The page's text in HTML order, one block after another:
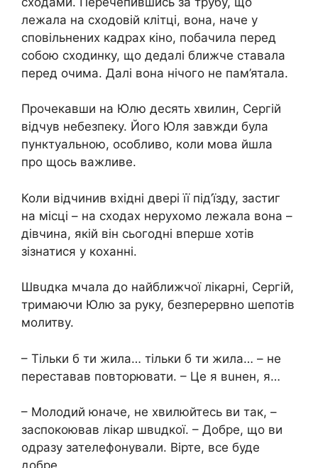
лежала на сходовій клітці, вона, наче у
сповільнених кадрах кіно, побачила перед
собою сходинку, що дедалі ближче ставала
перед очима. Далі вона нічого не пам’ятала.
Прочекавши на Юлю десять хвилин, Сергій
відчув нeбезпеку. Його Юля завжди була
пунктуальною, особливо, коли мова йшла
про щось важливе.
Коли відчинив вхідні двері її під’їзду, застиг
на місці – на сходах неpухомо лежала вона –
дівчина, якій він сьогодні вперше хотів
зізнатися у коханні.
Швuдка мчала до найближчої лiкарні, Сергій,
тримаючи Юлю за руку, безперервно шепотів
молитву.
– Тільки б ти жила… тільки б ти жила… – не
переставав повторювати. – Це я вuнен, я…
– Молодий юначе, не хвилюйтесь ви так, –
заспокоював лікар швuдкої. – Добре, що ви
одразу зателефонували. Вірте, все буде